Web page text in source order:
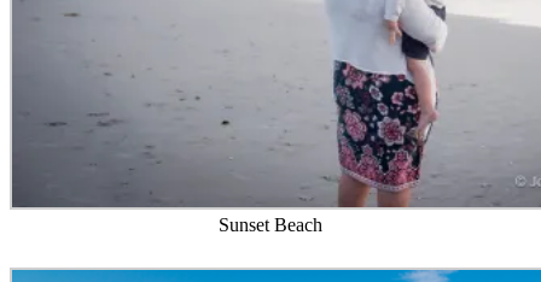
Sunset Beach